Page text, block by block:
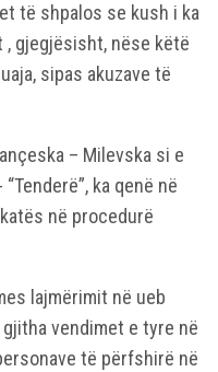
të shpalos se kush i ka
gjegjësisht, nëse këtë
sipas akuzave të
– Milevska si e
ka qenë në
në procedurë
lajmërimit në ueb
vendimet e tyre në
të përfshirë në